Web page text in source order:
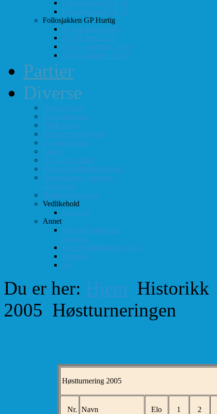
Follosjakken BGP 14
Follosjakken BGP 15
Follosjakken GP Hurtig
#1 (24. mars 2018)
#2 (19. mai 2018)
#3 (8. september 2018)
#4 (13. oktober 2018)
Partier
Diverse
Støtteordning
Sjakkrating.no
FIDE-rating
Follo-kombinasjoner
Grasrotandelen
Linker
DVD-er til utlån
Virtuell sjakklubb (lichess)
Førsteplasser i eksterne
turneringer
Hedersbevisninger
Vedlikehold
Logg inn
Annet
Ikke helt som andre
muséer...
Intervju klubbmester 2013
Skjemaer
test
Du er her: Hjem Historikk
2005 Høstturneringen
Høstturnering 2005 1.
Nr. Navn Elo 1 2